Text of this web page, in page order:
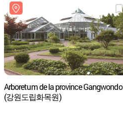
Arboretum de la province Gangwondo
(강원도립화목원)